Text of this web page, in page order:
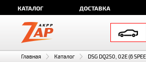
КАТАЛОГ ДОСТАВКА
Главная Каталог DSG DQ250, 02E (6